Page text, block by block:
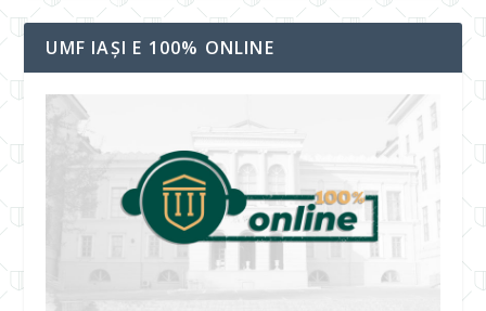
UMF IAȘI E 100% ONLINE